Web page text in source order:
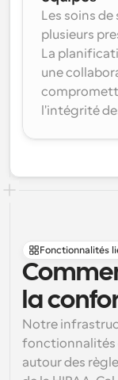
Les soins
plusieurs
La
une
l'intégrité
Fonctionnalités
la
Notre
fonctionnalités
autour des